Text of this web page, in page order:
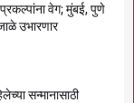
वेग; मुंबई, पुणे
उभारणार
सन्मानासाठी